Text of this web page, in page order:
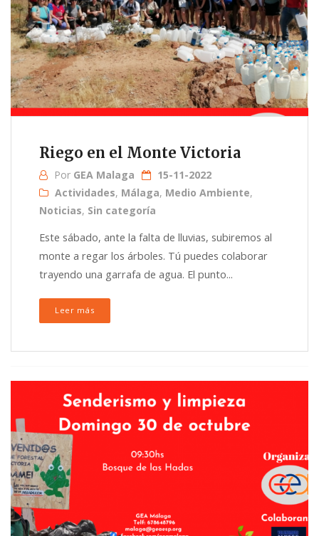
Riego en el Monte Victoria
Por GEA Malaga
15-11-2022
Actividades, Málaga, Medio Ambiente,
Noticias, Sin categoría
Este sábado, ante la falta de lluvias, subiremos al
monte a regar los árboles. Tú puedes colaborar
trayendo una garrafa de agua. El punto...
Leer más